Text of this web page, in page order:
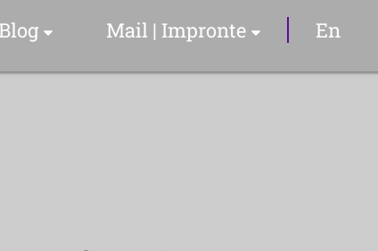
& Info
Mail | Impronte En